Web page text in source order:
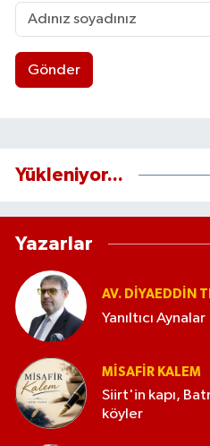
Gönder
Yükleniyor...
Yazarlar
AV. DIYAEDDIN
Yanıltıcı Aynalar
MISAFIR KALEM
Siirt'in kapı,
köyler